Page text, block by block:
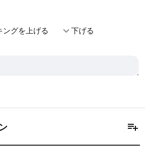
ングを上げる expand_more下げる
playlist_add